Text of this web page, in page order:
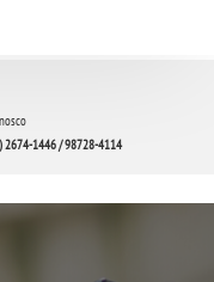
2674-1446 / 98728-4114